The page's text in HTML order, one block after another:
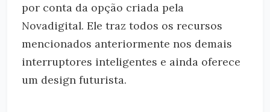
por conta da opção criada pela
Novadigital. Ele traz todos os recursos
mencionados anteriormente nos demais
interruptores inteligentes e ainda oferece
um design futurista.